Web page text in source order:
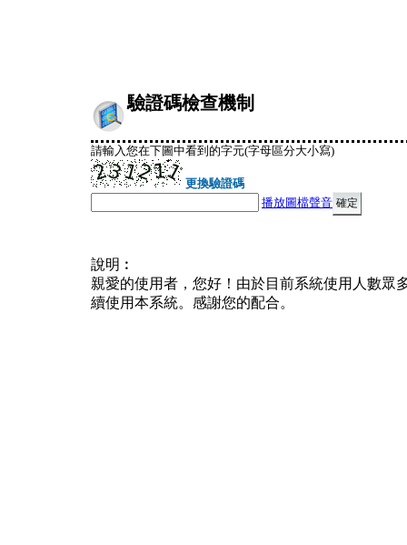
驗證碼檢查機制
請輸入您在下圖中看到的字元(字母區分大小寫)
更換驗證碼
播放圖檔聲音
說明︰
親愛的使用者，您好！由於目前系統使用人數眾
續使用本系統。感謝您的配合。